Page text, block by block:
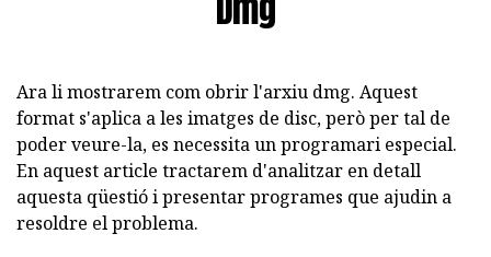
Ara li mostrarem com obrir l'arxiu dmg. Aquest
format s'aplica a les imatges de disc, però per tal de
poder veure-la, es necessita un programari especial.
En aquest article tractarem d'analitzar en detall
aquesta qüestió i presentar programes que ajudin a
resoldre el problema.